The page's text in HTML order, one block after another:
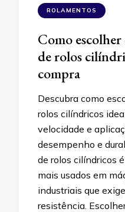
ROLAMENTOS
Como
de rolos
compra
Descubra como
rolos cilíndricos
velocidade e
desempenho e
de rolos cilíndricos
mais usados em
industriais que
resistência.